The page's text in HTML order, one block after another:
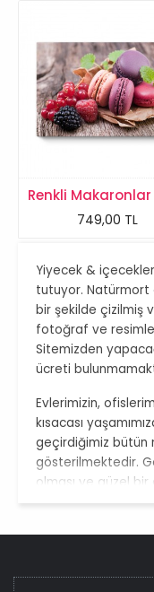
749,00 TL
Yiyecek &
tutuyor. Natürmort
bir şekilde çizilmiş
fotoğraf ve
Sitemizden
ücreti
Evlerimizin,
kısacası
geçirdiğimiz bütün
gösterilmektedir.
olması ve güzel
ortaya konması
bu çerçevede